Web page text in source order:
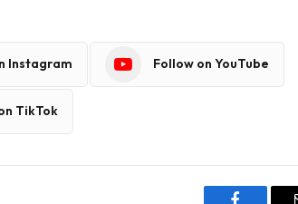
Instagram Follow on YouTube
TikTok